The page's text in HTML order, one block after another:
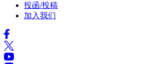
投函/投稿
加入我们